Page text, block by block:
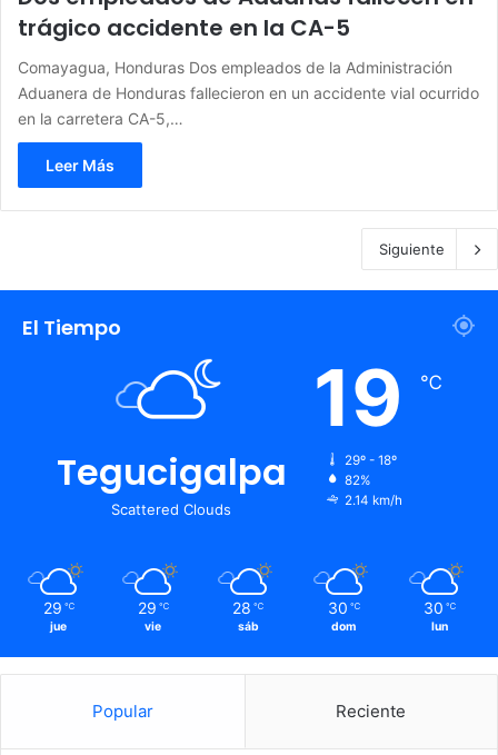
trágico accidente en la CA-5
Comayagua, Honduras Dos empleados de la Administración
Aduanera de Honduras fallecieron en un accidente vial ocurrido
en la carretera CA-5,…
Leer Más
Siguiente
El Tiempo
Tegucigalpa
Scattered Clouds
19 ℃
29º - 18º
82%
2.14 km/h
29 ℃
jue
29 ℃
vie
28 ℃
sáb
30 ℃
dom
30 ℃
lun
Popular Reciente